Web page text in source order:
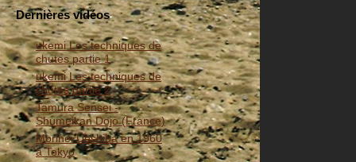
Dernières vidéos
ukemi Les techniques de
chutes partie 1
ukemi Les techniques de
chutes partie 2
Tamura Sensei -
Shumeikan Dojo (France)
Morihei Ueshiba en 1960
à Tokyo